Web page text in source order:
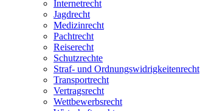
Internetrecht
Jagdrecht
Medizinrecht
Pachtrecht
Reiserecht
Schutzrechte
Straf- und Ordnungswidrigkeitenrecht
Transportrecht
Vertragsrecht
Wettbewerbsrecht